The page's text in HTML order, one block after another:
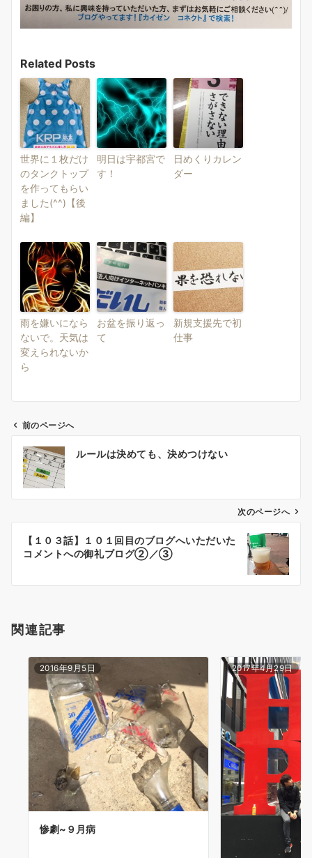
Related Posts
世界に１枚だけ
のタンクトップ
を作ってもらい
ました(^^)【後
編】
明日は宇都宮で
す！
日めくりカレン
ダー
雨を嫌いになら
ないで。天気は
変えられないか
ら
お盆を振り返っ
て
新規支援先で初
仕事
ビ
ン
前のページへ
ルールは決めても、決めつけない
次のページへ
【１０３話】１０１回目のブログへいただいた
コメントへの御礼ブログ②／③
関連記事
2016年9月5日
惨劇~９月病
2017年4月29日